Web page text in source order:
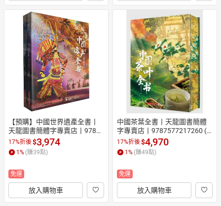
【預購】中國世界遺產全書丨
天龍圖書簡體字專賣店丨97875
77216751 (tl2602_漢墨)
17%折後$3,974
1 % (賺39點)
免運
放入購物車
中國茶葉全書丨天龍圖書簡體
字專賣店丨9787577217260 (tl
2608_漢墨)
17%折後$4,970
1 % (賺49點)
免運
放入購物車